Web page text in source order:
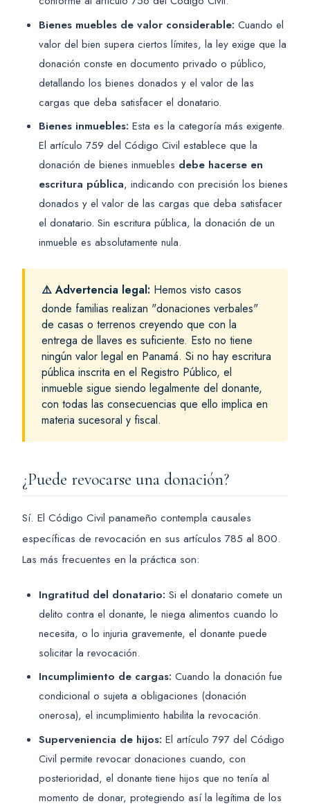
Bienes muebles de valor considerable: Cuando el
valor del bien supera ciertos límites, la ley exige que la
donación conste en documento privado o público,
detallando los bienes donados y el valor de las
cargas que deba satisfacer el donatario.
Bienes inmuebles: Esta es la categoría más exigente.
El artículo 759 del Código Civil establece que la
donación de bienes inmuebles debe hacerse en
escritura pública, indicando con precisión los bienes
donados y el valor de las cargas que deba satisfacer
el donatario. Sin escritura pública, la donación de un
inmueble es absolutamente nula.
⚠️ Advertencia legal: Hemos visto casos
donde familias realizan "donaciones verbales"
de casas o terrenos creyendo que con la
entrega de llaves es suficiente. Esto no tiene
ningún valor legal en Panamá. Si no hay escritura
pública inscrita en el Registro Público, el
inmueble sigue siendo legalmente del donante,
con todas las consecuencias que ello implica en
materia sucesoral y fiscal.
¿Puede revocarse una donación?
Sí. El Código Civil panameño contempla causales
específicas de revocación en sus artículos 785 al 800.
Las más frecuentes en la práctica son:
Ingratitud del donatario: Si el donatario comete un
delito contra el donante, le niega alimentos cuando lo
necesita, o lo injuria gravemente, el donante puede
solicitar la revocación.
Incumplimiento de cargas: Cuando la donación fue
condicional o sujeta a obligaciones (donación
onerosa), el incumplimiento habilita la revocación.
Superveniencia de hijos: El artículo 797 del Código
Civil permite revocar donaciones cuando, con
posterioridad, el donante tiene hijos que no tenía al
momento de donar, protegiendo así la legítima de los